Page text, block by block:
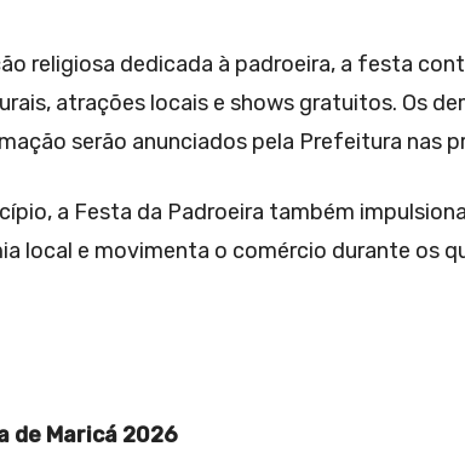
religiosa dedicada à padroeira, a festa
atrações locais e shows gratuitos. Os
serão anunciados pela Prefeitura nas
a Festa da Padroeira também
local e movimenta o comércio durante os
de Maricá 2026